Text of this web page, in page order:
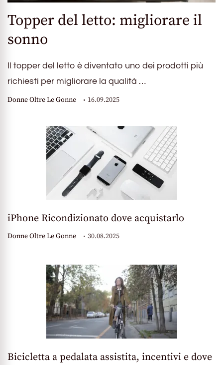
Topper del letto: migliorare il
sonno
Il topper del letto è diventato uno dei prodotti più
richiesti per migliorare la qualità …
Donne Oltre Le Gonne 16.09.2025
iPhone Ricondizionato dove acquistarlo
Donne Oltre Le Gonne 30.08.2025
Bicicletta a pedalata assistita, incentivi e dove